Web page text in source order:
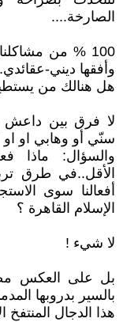
الصارخة....
100 % من
وأفقها ديني-عقائدي.
هل هنالك من
لا فرق بين
سنّي أو وهابي او او
والسؤال: ماذا
الأقل..في طرق
أفعالنا سوى
الإسلام القاهرة ؟
لا شيء !
بل على العكس
بالسير بدروبها
هذا الدجال المنتفخ